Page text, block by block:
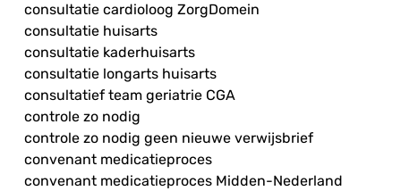
consultatie cardioloog ZorgDomein
consultatie huisarts
consultatie kaderhuisarts
consultatie longarts huisarts
consultatief team geriatrie CGA
controle zo nodig
controle zo nodig geen nieuwe verwijsbrief
convenant medicatieproces
convenant medicatieproces Midden-Nederland